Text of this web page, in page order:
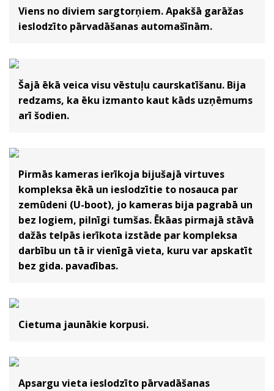
Viens no diviem sargtorņiem. Apakšā garāžas
ieslodzīto pārvadāšanas automašīnām.
Šajā ēkā veica visu vēstuļu caurskatīšanu. Bija
redzams, ka ēku izmanto kaut kāds uzņēmums
arī šodien.
Pirmās kameras ierīkoja bijušajā virtuves
kompleksa ēkā un ieslodzītie to nosauca par
zemūdeni (U-boot), jo kameras bija pagrabā un
bez logiem, pilnīgi tumšas. Ēkāas pirmajā stāvā
dažās telpās ierīkota izstāde par kompleksa
darbību un tā ir vienīgā vieta, kuru var apskatīt
bez gida. pavadības.
Cietuma jaunākie korpusi.
Apsargu vieta ieslodzīto pārvadāšanas